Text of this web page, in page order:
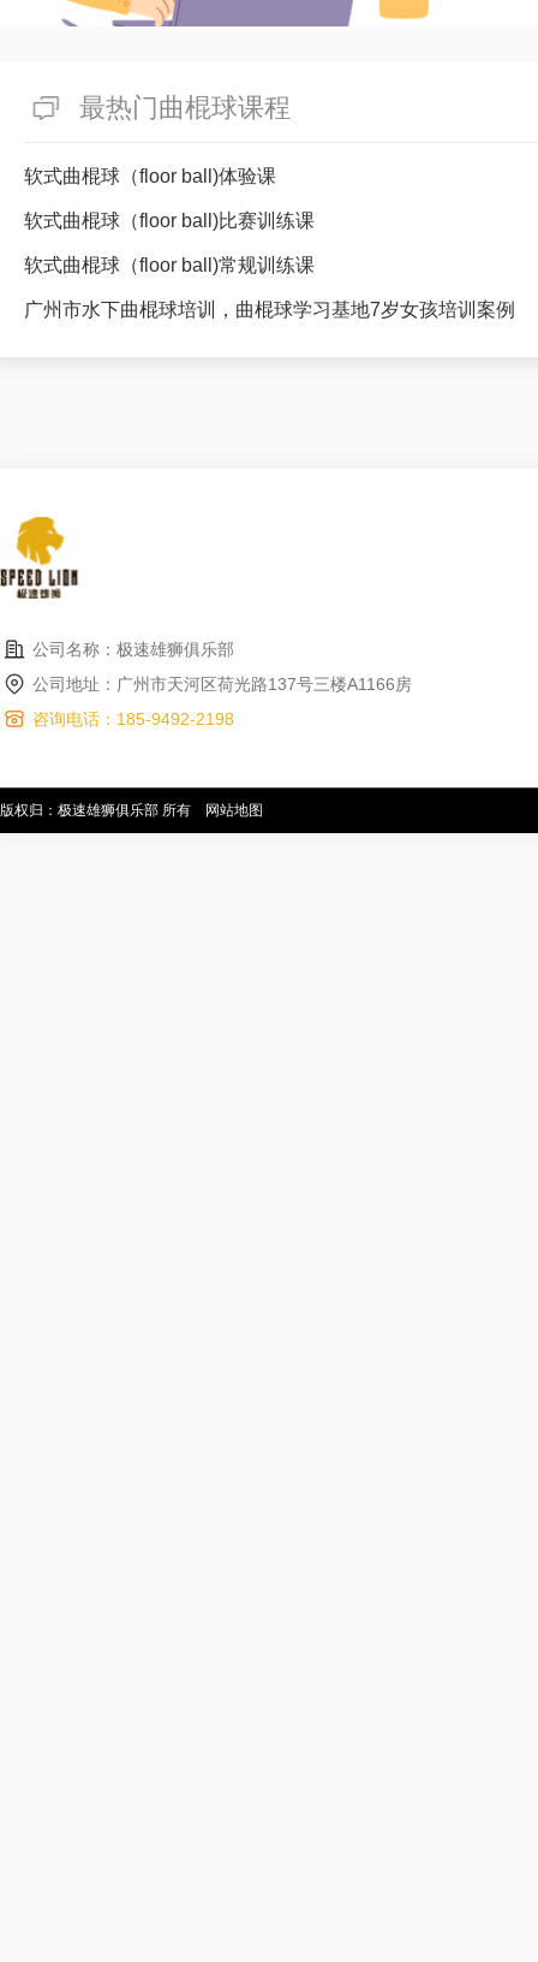
最热门曲棍球课程
软式曲棍球（floor ball)体验课
软式曲棍球（floor ball)比赛训练课
软式曲棍球（floor ball)常规训练课
广州市水下曲棍球培训，曲棍球学习基地7岁女孩培训案例
公司名称：极速雄狮俱乐部
公司地址：广州市天河区荷光路137号三楼A1166房
咨询电话：185-9492-2198
版权归：极速雄狮俱乐部 所有 网站地图